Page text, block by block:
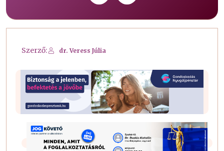
Szerző: dr. Veress Júlia